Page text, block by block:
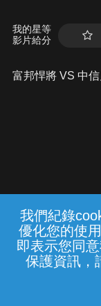
我們紀錄
優化您的使
即表示您同
保護資訊，
我的星等
影片給分
富邦悍將 VS 中
常見問題
中華電
(統